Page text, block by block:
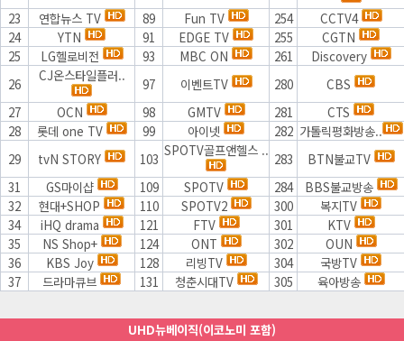
23 연합뉴스 TV 89 Fun TV 254
CCTV4
24
YTN 91 EDGE TV 255
CGTN
25
LG헬로비전 93 MBC ON 261
Discovery
26
CJ온스타일플러.. 97 이벤트TV 280
CBS
27
OCN 98 GMTV 281
CTS
28
롯데 one TV 99 아이넷 282 가톨릭평화방송..
29
tvN STORY 103 SPOTV골프앤헬스 .. 283
BTN불교TV
31
GS마이샵 109 SPOTV 284
BBS불교방송
32
현대+SHOP 110 SPOTV2 300
복지TV
34
iHQ drama 121 FTV 301
KTV
35
NS Shop+ 124 ONT 302
OUN
36
KBS Joy 128 리빙TV 304
국방TV
37
드라마큐브 131 청춘시대TV 305 육아방송
UHD뉴베이직(이코노미 포함)